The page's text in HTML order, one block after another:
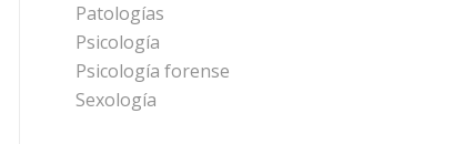
Patologías
Psicología
Psicología forense
Sexología